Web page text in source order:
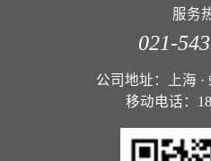
服务
021-
公司地址：上海 ·
移动电话：